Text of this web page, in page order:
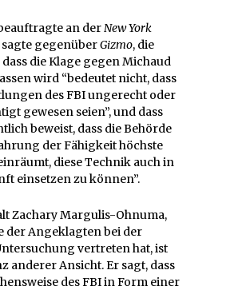
an derNew York
sagte gegenüberGizmo, die
dass die Klage gegen Michaud
wird “bedeutet nicht, dass
des FBI ungerecht oder
gewesen seien”, und dass
beweist, dass die Behörde
der Fähigkeit höchste
diese Technik auch in
einsetzen zu können”.
Zachary Margulis-Ohnuma,
der Angeklagten bei der
vertreten hat, ist
anderer Ansicht. Er sagt, dass
des FBI in Form einer